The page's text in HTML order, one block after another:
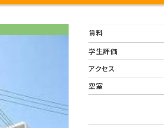
賃料
学生評価
アクセス
空室